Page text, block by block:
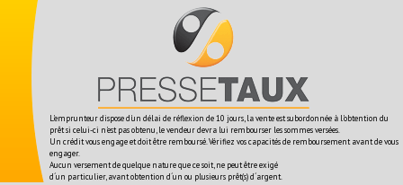
L'emprunteur dispose d'un délai de réflexion de 10 jours, la vente est subordonnée à l'obtention du
prêt si celui-ci n'est pas obtenu, le vendeur devra lui rembourser les sommes versées.
Un crédit vous engage et doit être remboursé. Vérifiez vos capacités de remboursement avant de vous
engager.
Aucun versement de quelque nature que ce soit, ne peut être exigé
d´un particulier, avant obtention d´un ou plusieurs prêt(s) d´argent.